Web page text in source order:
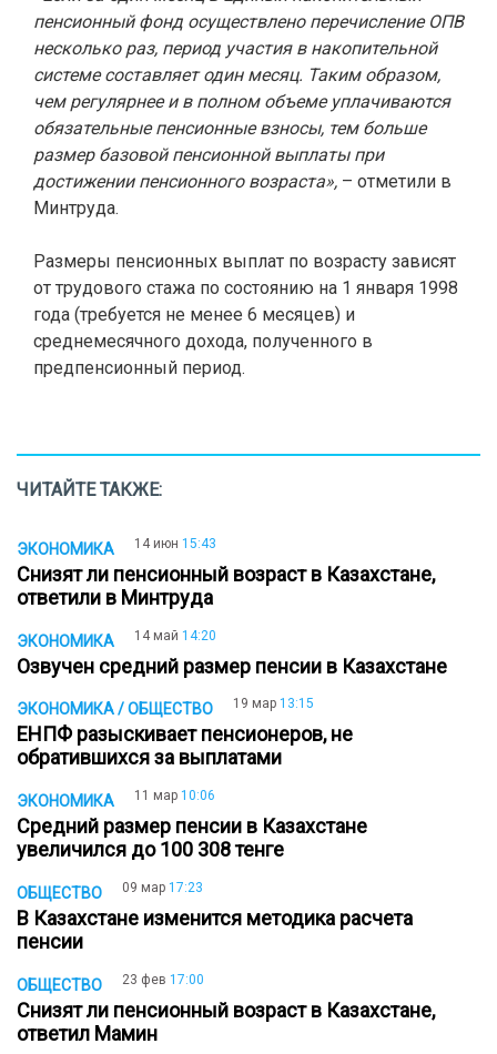
пенсионный фонд осуществлено перечисление ОПВ
несколько раз, период участия в накопительной
системе составляет один месяц. Таким образом,
чем регулярнее и в полном объеме уплачиваются
обязательные пенсионные взносы, тем больше
размер базовой пенсионной выплаты при
достижении пенсионного возраста», – отметили в
Минтруда.
Размеры пенсионных выплат по возрасту зависят
от трудового стажа по состоянию на 1 января 1998
года (требуется не менее 6 месяцев) и
среднемесячного дохода, полученного в
предпенсионный период.
ЧИТАЙТЕ ТАКЖЕ:
ЭКОНОМИКА 14 июн 15:43
Снизят ли пенсионный возраст в Казахстане,
ответили в Минтруда
ЭКОНОМИКА 14 май 14:20
Озвучен средний размер пенсии в Казахстане
ЭКОНОМИКА / ОБЩЕСТВО 19 мар 13:15
ЕНПФ разыскивает пенсионеров, не
обратившихся за выплатами
ЭКОНОМИКА 11 мар 10:06
Средний размер пенсии в Казахстане
увеличился до 100 308 тенге
ОБЩЕСТВО 09 мар 17:23
В Казахстане изменится методика расчета
пенсии
ОБЩЕСТВО 23 фев 17:00
Снизят ли пенсионный возраст в Казахстане,
ответил Мамин